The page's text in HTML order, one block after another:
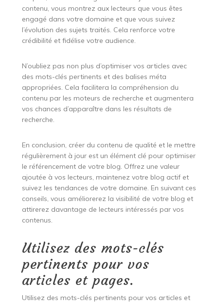
contenu, vous montrez aux lecteurs que vous êtes
engagé dans votre domaine et que vous suivez
l’évolution des sujets traités. Cela renforce votre
crédibilité et fidélise votre audience.
N’oubliez pas non plus d’optimiser vos articles avec
des mots-clés pertinents et des balises méta
appropriées. Cela facilitera la compréhension du
contenu par les moteurs de recherche et augmentera
vos chances d’apparaître dans les résultats de
recherche.
En conclusion, créer du contenu de qualité et le mettre
régulièrement à jour est un élément clé pour optimiser
le référencement de votre blog. Offrez une valeur
ajoutée à vos lecteurs, maintenez votre blog actif et
suivez les tendances de votre domaine. En suivant ces
conseils, vous améliorerez la visibilité de votre blog et
attirerez davantage de lecteurs intéressés par vos
contenus.
Utilisez des mots-clés
pertinents pour vos
articles et pages.
Utilisez des mots-clés pertinents pour vos articles et